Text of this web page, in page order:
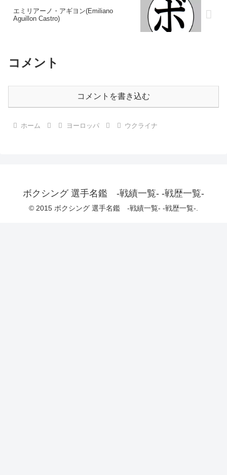
エミリアーノ・アギヨン(Emiliano
Aguillon Castro)
コメント
コメントを書き込む
ホーム ヨーロッパ ウクライナ
ボクシング 選手名鑑 -戦績一覧- -戦歴一覧-
© 2015 ボクシング 選手名鑑 -戦績一覧- -戦歴一覧-.